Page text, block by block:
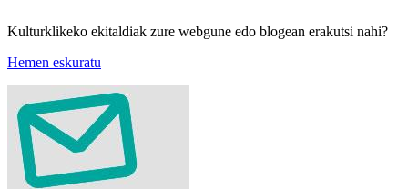
Kulturklikeko ekitaldiak zure webgune edo blogean erakutsi nahi?
Hemen eskuratu